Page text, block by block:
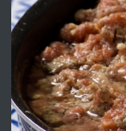
ПРЕДЛАГА